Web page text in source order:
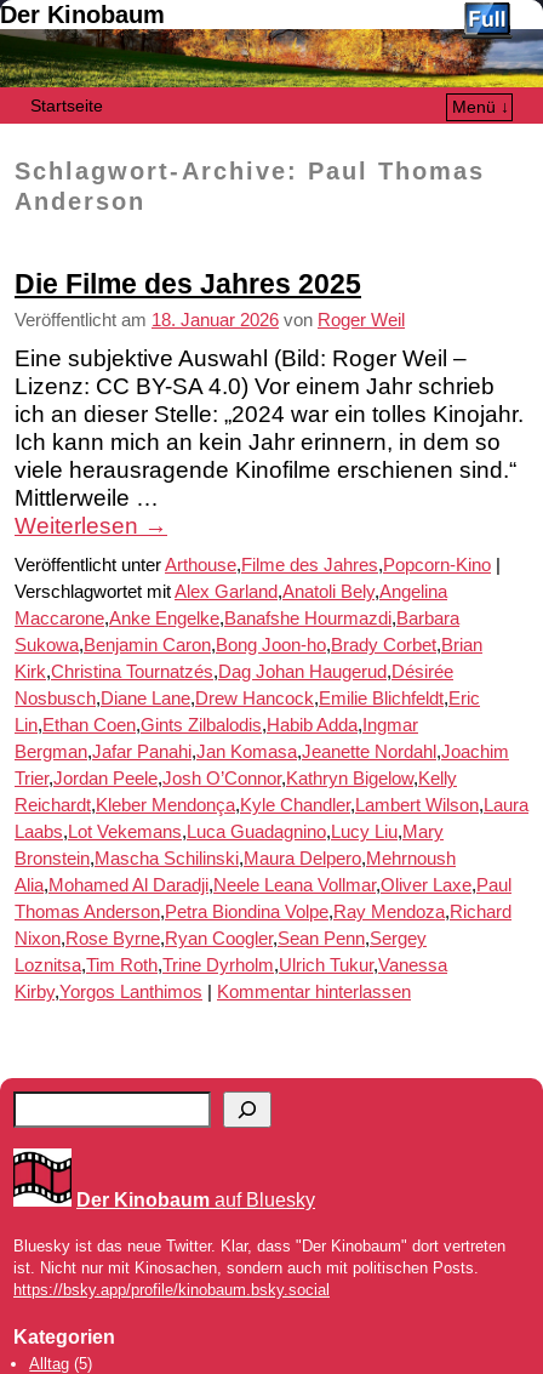
Der Kinobaum
Startseite
Menü ↓
Schlagwort-Archive: Paul Thomas
Anderson
Die Filme des Jahres 2025
Veröffentlicht am 18. Januar 2026 von Roger Weil
Eine subjektive Auswahl (Bild: Roger Weil –
Lizenz: CC BY-SA 4.0) Vor einem Jahr schrieb
ich an dieser Stelle: „2024 war ein tolles Kinojahr.
Ich kann mich an kein Jahr erinnern, in dem so
viele herausragende Kinofilme erschienen sind.“
Mittlerweile …
Weiterlesen →
Veröffentlicht unterArthouse,Filme des Jahres,Popcorn-Kino
Verschlagwortet mitAlex Garland,Anatoli Bely,Angelina
Maccarone,Anke Engelke,Banafshe Hourmazdi,Barbara
Sukowa,Benjamin Caron,Bong Joon-ho,Brady Corbet,Brian
Kirk,Christina Tournatzés,Dag Johan Haugerud,Désirée
Nosbusch,Diane Lane,Drew Hancock,Emilie Blichfeldt,Eric
Lin,Ethan Coen,Gints Zilbalodis,Habib Adda, Ingmar
Bergman,Jafar Panahi,Jan Komasa,Jeanette Nordahl ,Joachim
Trier,Jordan Peele,Josh O’Connor,Kathryn Bigelow,Kelly
Reichardt,Kleber Mendonça,Kyle Chandler, Lambert Wilson, Laura
Laabs, Lot Vekemans, Luca Guadagnino, Lucy Liu,Mary
Bronstein,Mascha Schilinski,Maura Delpero,Mehrnoush
Alia,Mohamed Al Daradji,Neele Leana Vollmar,Oliver Laxe,Paul
Thomas Anderson,Petra Biondina Volpe,Ray Mendoza,Richard
Nixon,Rose Byrne,Ryan Coogler,Sean Penn,Sergey
Loznitsa,Tim Roth,Trine Dyrholm,Ulrich Tukur,Vanessa
Kirby,Yorgos Lanthimos Kommentar hinterlassen
Der Kinobaum auf Bluesky
Bluesky ist das neue Twitter. Klar, dass "Der Kinobaum" dort vertreten
ist. Nicht nur mit Kinosachen, sondern auch mit politischen Posts.
https://bsky.app/profile/kinobaum.bsky.social
Kategorien
Alltag (5)